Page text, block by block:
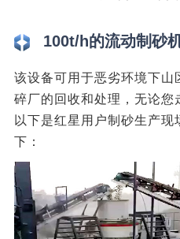
100t/h的流动制砂
该设备可用于恶劣环境下山
碎厂的回收和处理，无论您
以下是红星用户制砂生产
下：